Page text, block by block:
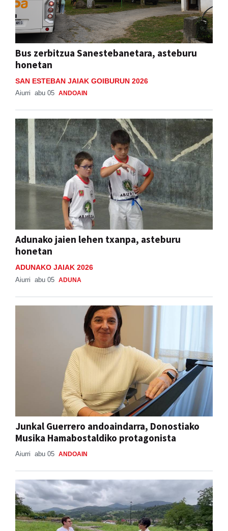
Bus zerbitzua Sanestebanetara, asteburu
honetan
SAN ESTEBAN JAIAK GOIBURUN 2026
Aiurri abu 05 ANDOAIN
Adunako jaien lehen txanpa, asteburu
honetan
ADUNAKO JAIAK 2026
Aiurri abu 05 ADUNA
Junkal Guerrero andoaindarra, Donostiako
Musika Hamabostaldiko protagonista
Aiurri abu 05 ANDOAIN